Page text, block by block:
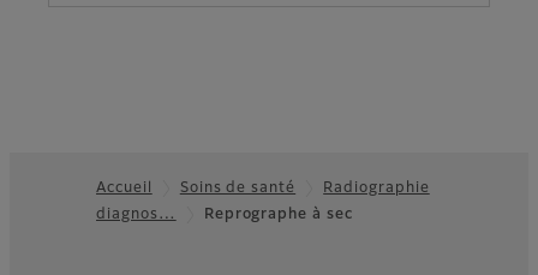
Footer
Accueil Soins de santé
Radiographie
diagnos…
Reprographe à sec